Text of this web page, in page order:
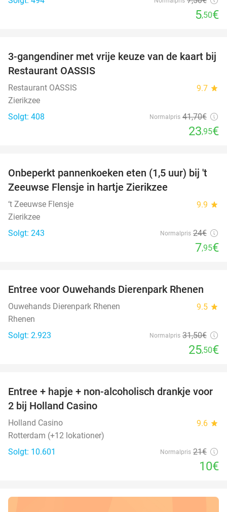
5,50€
43%
3-gangendiner met vrije keuze van de kaart bij
Restaurant OASSIS
Restaurant OASSIS 9.7 star
Zierikzee
Solgt: 408
Normalpris 41,70€
23,95€
67%
Onbeperkt pannenkoeken eten (1,5 uur) bij 't
Zeeuwse Flensje in hartje Zierikzee
‘t Zeeuwse Flensje 9.9 star
Zierikzee
Solgt: 243
Normalpris 24€
7,95€
19%
Entree voor Ouwehands Dierenpark Rhenen
Ouwehands Dierenpark Rhenen 9.5 star
Rhenen
Solgt: 2.923
Normalpris 31,50€
25,50€
52%
Entree + hapje + non-alcoholisch drankje voor
2 bij Holland Casino
Holland Casino 9.6 star
Rotterdam (+12 lokationer)
Solgt: 10.601
Normalpris 21€
10€